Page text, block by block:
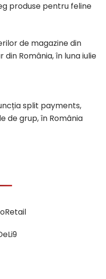
produse pentru feline
de magazine din
România, în luna iulie
split payments,
de grup, în România